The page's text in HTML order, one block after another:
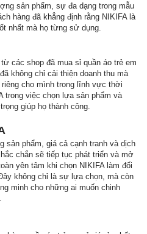
sản phẩm, sự đa dạng trong mẫu
hàng đã khẳng định rằng NIKIFA là
nhất mà họ từng sử dụng.
các shop đã mua sỉ quần áo trẻ em
không chỉ cải thiện doanh thu mà
cho mình trong lĩnh vực thời
trong việc chọn lựa sản phẩm và
giúp họ thành công.
phẩm, giá cả cạnh tranh và dịch
chắn sẽ tiếp tục phát triển và mở
yên tâm khi chọn NIKIFA làm đối
không chỉ là sự lựa chọn, mà còn
minh cho những ai muốn chinh